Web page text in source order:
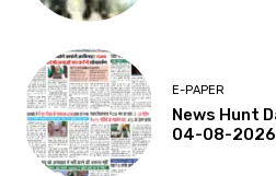
E-PAPER
News Hunt
04-08-2026